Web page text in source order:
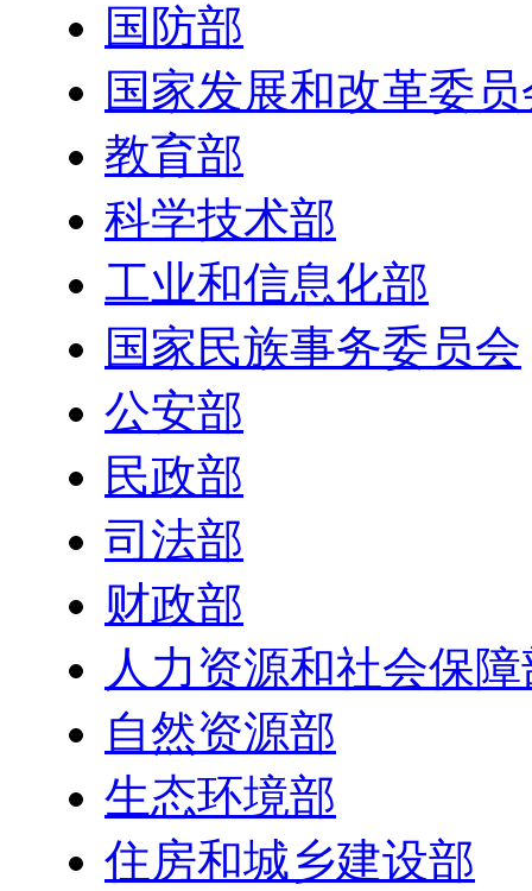
国防部
国家发展和改革委
教育部
科学技术部
工业和信息化部
国家民族事务委员会
公安部
民政部
司法部
财政部
人力资源和社会保
自然资源部
生态环境部
住房和城乡建设部